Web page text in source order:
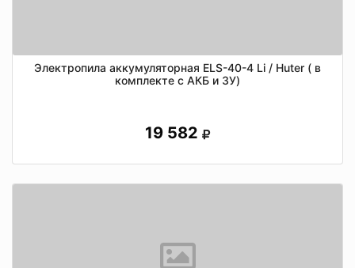
Электропила аккумуляторная ELS-40-4 Li / Huter ( в
комплекте с АКБ и ЗУ)
19 582